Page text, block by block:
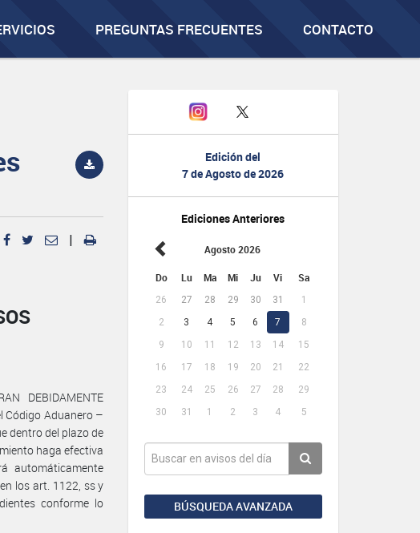
PREGUNTAS FRECUENTES CONTACTO
Edición del
7 de Agosto de 2026
Ediciones Anteriores
Agosto 2026
Do Lu Ma Mi Ju Vi Sa
26 27 28 29 30 31
1
2
3 4 5 6 7
8
9
10 11 12 13 14
15
16
17 18 19 20 21
22
23
24 25 26 27 28
29
30
31 1 2 3 4 5
BÚSQUEDA AVANZADA
|
DEBIDAMENTE
Código Aduanero –
dentro del plazo de
haga efectiva
automáticamente
los art. 1122, ss y
conforme lo